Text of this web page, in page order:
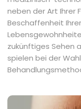
neben der Art Ihrer
Beschaffenheit
zukünftiges Sehen
spielen bei der